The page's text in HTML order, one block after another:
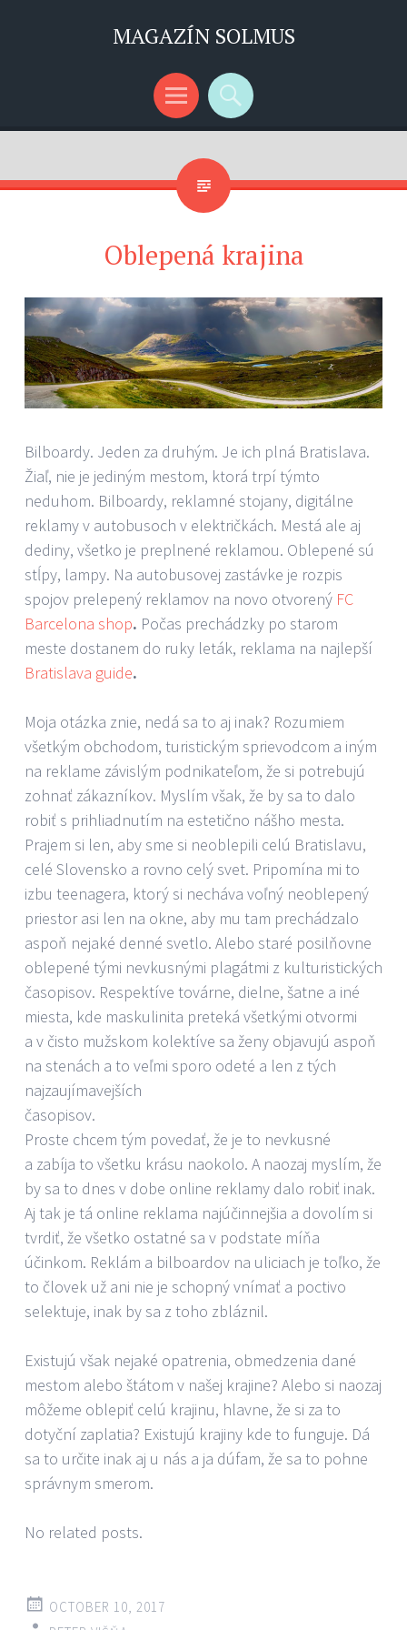
MAGAZÍN SOLMUS
Menu
Search
Oblepená krajina
Bilboardy. Jeden za druhým. Je ich plná Bratislava.
Žiaľ, nie je jediným mestom, ktorá trpí týmto
neduhom. Bilboardy, reklamné stojany, digitálne
reklamy v autobusoch v električkách. Mestá ale aj
dediny, všetko je preplnené reklamou. Oblepené sú
stĺpy, lampy. Na autobusovej zastávke je rozpis
spojov prelepený reklamov na novo otvorený FC
Barcelona shop. Počas prechádzky po starom
meste dostanem do ruky leták, reklama na najlepší
Bratislava guide.
Moja otázka znie, nedá sa to aj inak? Rozumiem
všetkým obchodom, turistickým sprievodcom a iným
na reklame závislým podnikateľom, že si potrebujú
zohnať zákazníkov. Myslím však, že by sa to dalo
robiť s prihliadnutím na estetično nášho mesta.
Prajem si len, aby sme si neoblepili celú Bratislavu,
celé Slovensko a rovno celý svet. Pripomína mi to
izbu teenagera, ktorý si necháva voľný neoblepený
priestor asi len na okne, aby mu tam prechádzalo
aspoň nejaké denné svetlo. Alebo staré posilňovne
oblepené tými nevkusnými plagátmi z kulturistických
časopisov. Respektíve továrne, dielne, šatne a iné
miesta, kde maskulinita preteká všetkými otvormi
a v čisto mužskom kolektíve sa ženy objavujú aspoň
na stenách a to veľmi sporo odeté a len z tých
najzaujímavejších
Proste chcem tým povedať, že je to nevkusné
a zabíja to všetku krásu naokolo. A naozaj myslím, že
by sa to dnes v dobe online reklamy dalo robiť inak.
Aj tak je tá online reklama najúčinnejšia a dovolím si
tvrdiť, že všetko ostatné sa v podstate míňa
účinkom. Reklám a bilboardov na uliciach je toľko, že
to človek už ani nie je schopný vnímať a poctivo
selektuje, inak by sa z toho zbláznil.
Existujú však nejaké opatrenia, obmedzenia dané
mestom alebo štátom v našej krajine? Alebo si naozaj
môžeme oblepiť celú krajinu, hlavne, že si za to
dotyční zaplatia? Existujú krajiny kde to funguje. Dá
sa to určite inak aj u nás a ja dúfam, že sa to pohne
správnym smerom.
No related posts.
OCTOBER 10, 2017